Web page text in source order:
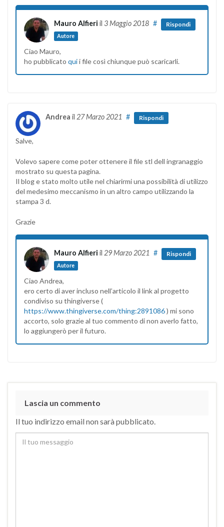
Mauro Alfieri il 3 Maggio 2018
Autore
# Rispondi
Ciao Mauro,
ho pubblicato quii file così chiunque può scaricarli.
Andrea il 27 Marzo 2021 # Rispondi
Salve,
Volevo sapere come poter ottenere il file stl dell ingranaggio
mostrato su questa pagina.
Il blog e stato molto utile nel chiarirmi una possibilità di utilizzo
del medesimo meccanismo in un altro campo utilizzando la
stampa 3 d.
Grazie
Mauro Alfieri il 29 Marzo 2021
Autore
# Rispondi
Ciao Andrea,
ero certo di aver incluso nell’articolo il link al progetto
condiviso su thingiverse (
https://www.thingiverse.com/thing:2891086) mi sono
accorto, solo grazie al tuo commento di non averlo fatto,
lo aggiungerò per il futuro.
Lascia un commento
Il tuo indirizzo email non sarà pubblicato.